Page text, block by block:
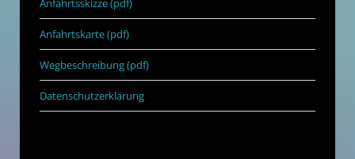
Anfahrtsskizze (pdf)
Anfahrtskarte (pdf)
Wegbeschreibung (pdf)
Datenschutzerklärung